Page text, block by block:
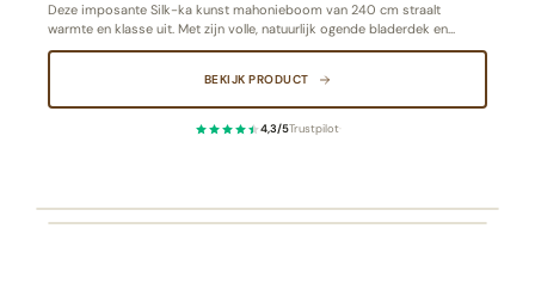
Deze imposante Silk-ka kunst mahonieboom van 240 cm straalt
warmte en klasse uit. Met zijn volle, natuurlijk ogende bladerdek en
realistische stam is hij een stijlvolle blikvanger in ieder interieur. De
luxe woonruimtes, kantoren of horecagelegenheden – onderhoudsvrij en
natuurgetrouw tot in detail.
BEKIJK PRODUCT
4,3/5Trustpilot·